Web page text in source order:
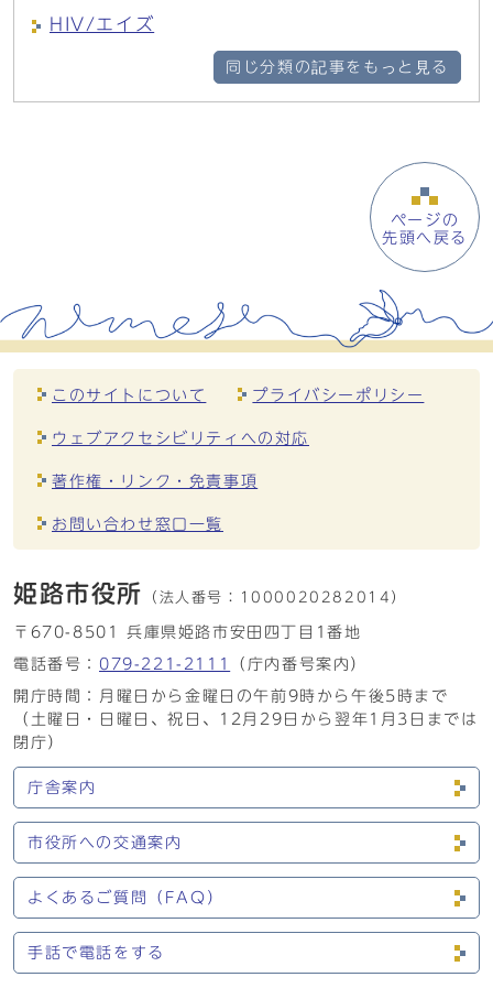
HIV/エイズ
同じ分類の記事をもっと見る
ページの
先頭へ戻る
このサイトについて プライバシーポリシー
ウェブアクセシビリティへの対応
著作権・リンク・免責事項
お問い合わせ窓口一覧
姫路市役所 （法人番号： 1000020282014）
〒670-8501 兵庫県姫路市安田四丁目1番地
電話番号： 079-221-2111
（庁内番号案内）
開庁時間：月曜日から金曜日の午前9時から午後5時まで
（土曜日・日曜日、祝日、12月29日から翌年1月3日までは
閉庁）
庁舎案内
市役所への交通案内
よくあるご質問（FAQ）
手話で電話をする